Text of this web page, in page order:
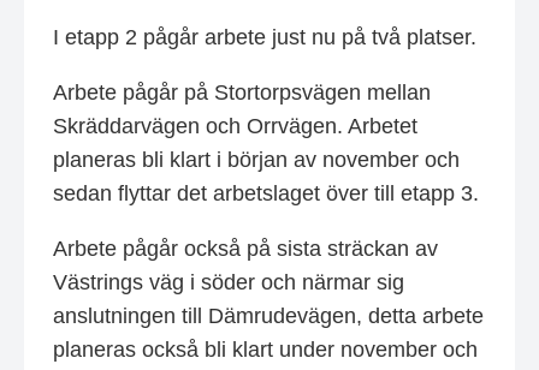
I etapp 2 pågår arbete just nu på två platser.
Arbete pågår på Stortorpsvägen mellan
Skräddarvägen och Orrvägen. Arbetet
planeras bli klart i början av november och
sedan flyttar det arbetslaget över till etapp 3.
Arbete pågår också på sista sträckan av
Västrings väg i söder och närmar sig
anslutningen till Dämrudevägen, detta arbete
planeras också bli klart under november och